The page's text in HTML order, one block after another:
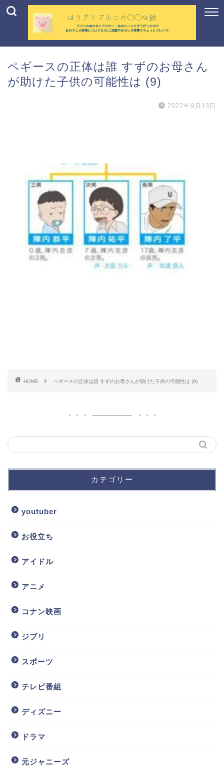
ペギースの正体は誰 すずのお母さん
が助けた子供の可能性は (9)
2022年9月13日
HOME ペギースの正体は誰 すずのお母さんが助けた子供の可能性は (9)
カテゴリー
youtuber
お役立ち
アイドル
アニメ
コナン映画
ジブリ
スポーツ
テレビ番組
ディズニー
ドラマ
元ジャニーズ